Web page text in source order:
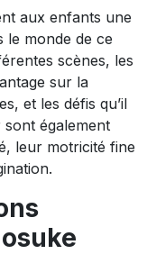
aux enfants une
le monde de ce
scènes, les
sur la
et les défis qu’il
également
leur motricité fine